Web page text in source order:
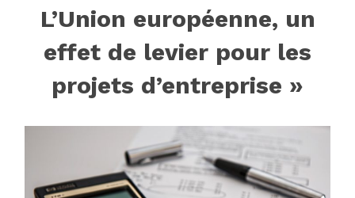
L’Union européenne, un
effet de levier pour les
projets d’entreprise »